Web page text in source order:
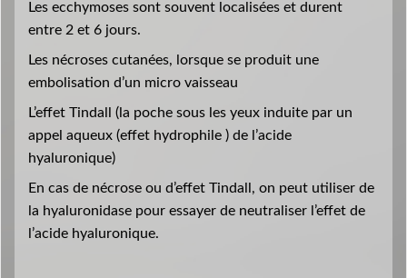
Les ecchymoses sont souvent localisées et durent
entre 2 et 6 jours.
Les nécroses cutanées, lorsque se produit une
embolisation d’un micro vaisseau
L’effet Tindall (la poche sous les yeux induite par un
appel aqueux (effet hydrophile ) de l’acide
hyaluronique)
En cas de nécrose ou d’effet Tindall, on peut utiliser de
la hyaluronidase pour essayer de neutraliser l’effet de
l’acide hyaluronique.